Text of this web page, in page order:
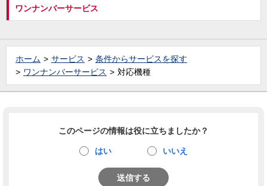
ワンナンバーサービス
ホーム サービス
条件からサービスを探す
ワンナンバーサービス
対応機種
このページの情報は役に立ちましたか？
はい いいえ
送信する